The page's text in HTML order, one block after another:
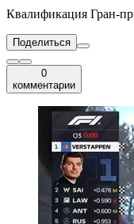
Квалификация Гран-
Поделиться
0
комментарии